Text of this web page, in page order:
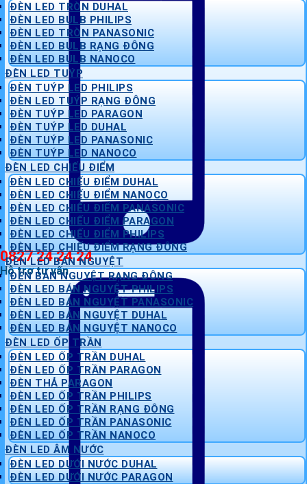
0827 24 24 24
Hỗ trợ tư vấn
ĐÈN LED TRÒN DUHAL
ĐÈN LED BULB PHILIPS
ĐÈN LED TRÒN PANASONIC
ĐÈN LED BULB RẠNG ĐÔNG
ĐÈN LED BULB NANOCO
ĐÈN LED TUÝP
ĐÈN TUÝP LED PHILIPS
ĐÈN LED TUÝP RẠNG ĐÔNG
ĐÈN TUÝP LED PARAGON
ĐÈN TUÝP LED DUHAL
ĐÈN TUÝP LED PANASONIC
ĐÈN TUÝP LED NANOCO
ĐÈN LED CHIẾU ĐIỂM
ĐÈN LED CHIẾU ĐIỂM DUHAL
ĐÈN LED CHIẾU ĐIỂM NANOCO
ĐÈN LED CHIẾU ĐIỂM PANASONIC
ĐÈN LED CHIẾU ĐIỂM PARAGON
ĐÈN LED CHIẾU ĐIỂM PHILIPS
ĐÈN LED CHIẾU ĐIỂM RẠNG ĐÔNG
ĐÈN LED BÁN NGUYỆT
ĐÈN BÁN NGUYỆT RẠNG ĐÔNG
ĐÈN LED BÁN NGUYỆT PHILIPS
ĐÈN LED BÁN NGUYỆT PANASONIC
ĐÈN LED BÁN NGUYỆT DUHAL
ĐÈN LED BÁN NGUYỆT NANOCO
ĐÈN LED ỐP TRẦN
ĐÈN LED ỐP TRẦN DUHAL
ĐÈN LED ỐP TRẦN PARAGON
ĐÈN THẢ PARAGON
ĐÈN LED ỐP TRẦN PHILIPS
ĐÈN LED ỐP TRẦN RẠNG ĐÔNG
ĐÈN LED ỐP TRẦN PANASONIC
ĐÈN LED ỐP TRẦN NANOCO
ĐÈN LED ÂM NƯỚC
ĐÈN LED DƯỚI NƯỚC DUHAL
ĐÈN LED DƯỚI NƯỚC PARAGON